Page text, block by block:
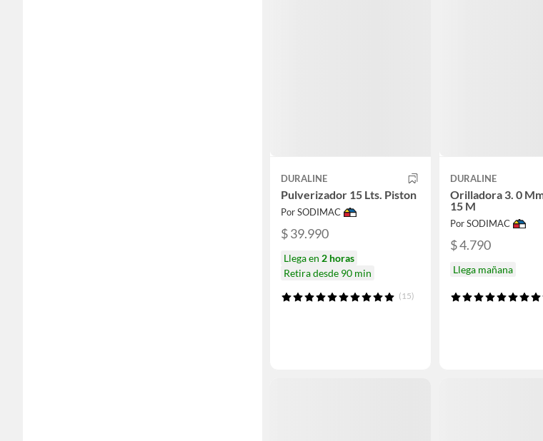
DURALINE
Pulverizador 15 Lts. Piston
Por SODIMAC
$ 39.990
Llega en 2 horas
Retira desde 90 min
(15)
DURALINE
Orilladora 3. 0
15 M
Por SODIMAC
$ 4.790
Llega mañana